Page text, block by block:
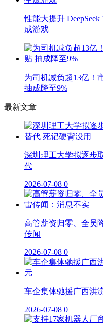
性能大提升
成游戏
为司机减负超13亿！
抽成降至9%
最新文章
深圳理工大学拟逐步
代
2026-07-08 0
高管薪资归零、全员
传闻
2026-07-08 0
车企集体驰援广西洪
2026-07-08 0